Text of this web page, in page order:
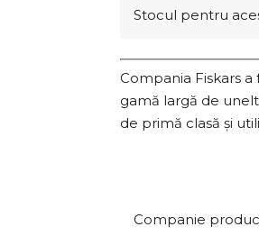
Stocul pentru
Compania Fiskars
gamă largă de
de primă clasă și
Companie